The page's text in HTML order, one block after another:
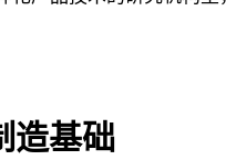
造基础